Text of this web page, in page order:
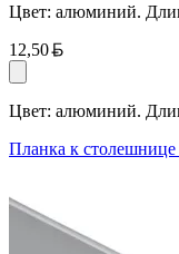
Цвет: алюминий.
12,50
Цвет: алюминий.
Планка к